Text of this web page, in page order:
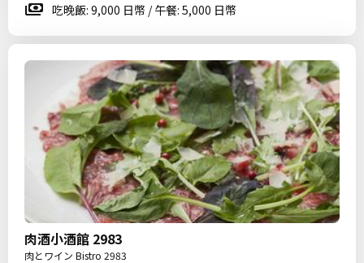
吃晚飯: 9,000 日幣 / 午餐: 5,000 日幣
肉酒小酒館 2983
肉とワイン Bistro 2983